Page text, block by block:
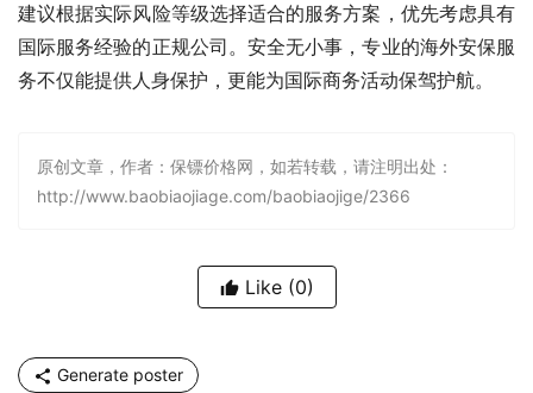
建议根据实际风险等级选择适合的服务方案，优先考虑具有
国际服务经验的正规公司。安全无小事，专业的海外安保服
务不仅能提供人身保护，更能为国际商务活动保驾护航。
原创文章，作者：保镖价格网，如若转载，请注明出处：
http://www.baobiaojiage.com/baobiaojige/2366
Like (0)
Generate poster